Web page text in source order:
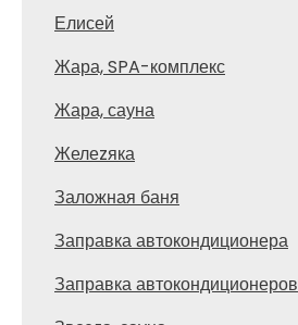
Елисей
Жара, SPA-комплекс
Жара, сауна
Желеzяка
Заложная баня
Заправка автокондиционера
Заправка автокондиционеров